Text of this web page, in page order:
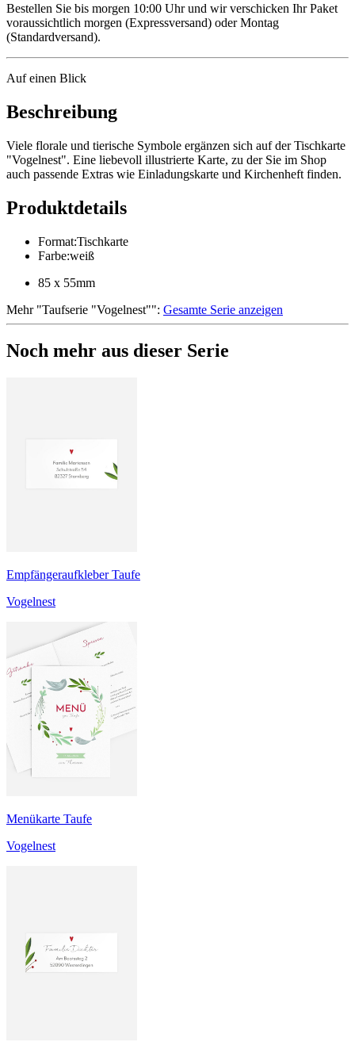
Bestellen Sie bis morgen 10:00 Uhr und wir verschicken Ihr Paket
voraussichtlich morgen (Expressversand) oder Montag
(Standardversand).
Auf einen Blick
Beschreibung
Viele florale und tierische Symbole ergänzen sich auf der Tischkarte
"Vogelnest". Eine liebevoll illustrierte Karte, zu der Sie im Shop
auch passende Extras wie Einladungskarte und Kirchenheft finden.
Produktdetails
Format:Tischkarte
Farbe:weiß
85 x 55mm
Mehr"Taufserie "Vogelnest"": Gesamte Serie anzeigen
Noch mehr aus dieser Serie
Empfängeraufkleber Taufe
Vogelnest
Menükarte Taufe
Vogelnest